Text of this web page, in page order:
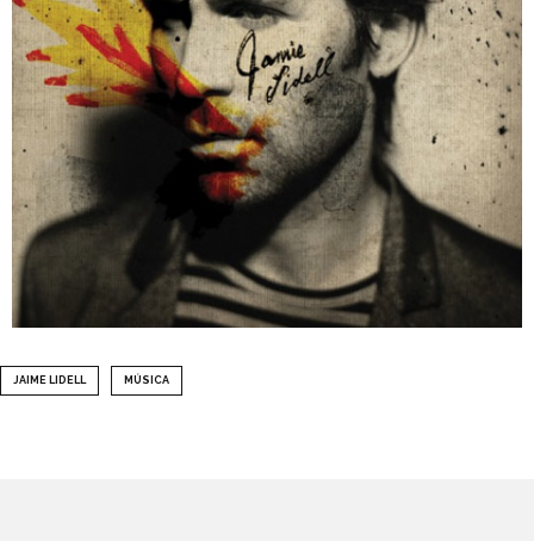
JAIME LIDELL MÚSICA